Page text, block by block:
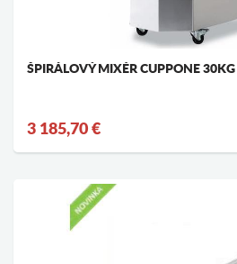
ŠPIRÁLOVÝ MIXÉR CUPPONE 30KG
3 185,70 €